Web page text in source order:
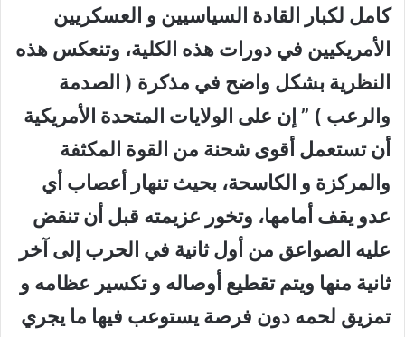
كامل لكبار القادة السياسيين و العسكريين
الأمريكيين في دورات هذه الكلية، وتنعكس هذه
النظرية بشكل واضح في مذكرة ( الصدمة
والرعب ) ” إن على الولايات المتحدة الأمريكية
أن تستعمل أقوى شحنة من القوة المكثفة
والمركزة و الكاسحة، بحيث تنهار أعصاب أي
عدو يقف أمامها، وتخور عزيمته قبل أن تنقض
عليه الصواعق من أول ثانية في الحرب إلى آخر
ثانية منها ويتم تقطيع أوصاله و تكسير عظامه و
تمزيق لحمه دون فرصة يستوعب فيها ما يجري